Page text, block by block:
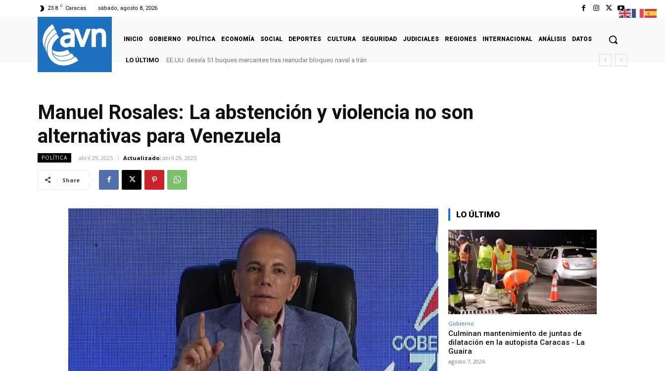
23.8 C Caracas sábado, agosto 8, 2026
INICIO GOBIERNO POLÍTICA ECONOMÍA SOCIAL DEPORTES CULTURA SEGURIDAD JUDICIALES REGIONES INTERNACIONAL ANÁLISIS DATOS
LO ÚLTIMO EE.UU. desvía 51 buques mercantes tras reanudar bloqueo naval a Irán
Manuel Rosales: La abstención y violencia no son
alternativas para Venezuela
POLÍTICA abril 29, 2025 Actualizado: abril 29, 2025
Share
LO ÚLTIMO
Gobierno
Culminan mantenimiento de juntas de
dilatación en la autopista Caracas - La
Guaira
agosto 7, 2026